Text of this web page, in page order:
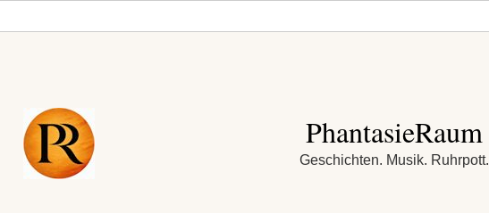
PhantasieRaum
Geschichten. Musik. Ruhrpott.